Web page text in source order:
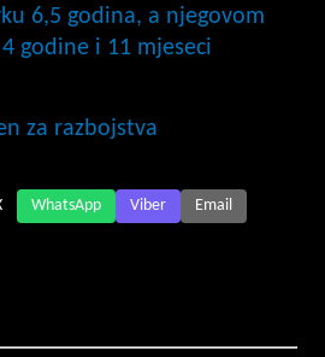
6,5 godina, a njegovom
godine i 11 mjeseci
za razbojstva
WhatsApp Viber Email